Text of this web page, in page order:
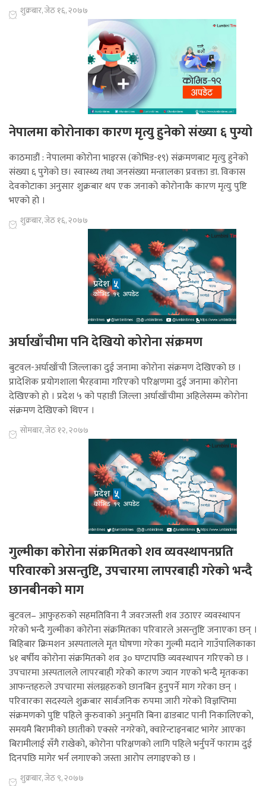
शुक्रबार, जेठ १६, २०७७
नेपालमा कोरोनाका कारण मृत्यु हुनेको संख्या ६ पुग्यो
काठमाडौं : नेपालमा कोरोना भाइरस (कोभिड-१९) संक्रमणबाट मृत्यु हुनेको
संख्या ६ पुगेको छ। स्वास्थ्य तथा जनसंख्या मन्त्रालका प्रवक्ता डा. विकास
देवकोटाका अनुसार शुक्रबार थप एक जनाको कोरोनाकै कारण मृत्यु पुष्टि
भएको हो ।
शुक्रबार, जेठ १६, २०७७
अर्घाखाँचीमा पनि देखियो कोरोना संक्रमण
बुटवल-अर्घाखाँची जिल्लाका दुई जनामा काेराेना संक्रमण देखिएकाे छ ।
प्रादेशिक प्रयोगशाला भैरहवामा गरिएको परिक्षणमा दुई जनामा काेराेना
देखिएकाे हाे । प्रदेश ५ को पहाडी जिल्ला अर्घाखाँचीमा अहिलेसम्म कोरोना
संक्रमण देखिएको थिएन ।
सोमबार, जेठ १२, २०७७
गुल्मीका कोरोना संक्रमितको शव व्यवस्थापनप्रति
परिवारको असन्तुष्टि, उपचारमा लापरबाही गरेको भन्दै
छानबीनको माग
बुटवल– आफुहरुको सहमतिविना नै जवरजस्ती शव उठाएर व्यवस्थापन
गरेको भन्दै गुल्मीका कोरोना संक्रमितका परिवारले असन्तुष्टि जनाएका छन् ।
बिहिबार क्रिमशन अस्पतालले मृत घोषणा गरेका गुल्मी मदाने गाउँपालिकाका
४१ बर्षीय कोरोना संक्रमितको शव ३० घण्टापछि व्यवस्थापन गरिएको छ ।
उपचारमा अस्पतालले लापरबाही गरेको कारण ज्यान गएको भन्दै मृतकका
आफन्तहरुले उपचारमा संलग्नहरुको छानबिन हुनुपर्ने माग गरेका छन् ।
परिवारका सदस्यले शुक्रबार सार्वजनिक रुपमा जारी गरेको विज्ञप्तिमा
संक्रमणको पुष्टि पहिले कुरुवाको अनुमति बिना ढाडबाट पानी निकालिएको,
समयमै बिरामीको छातीको एक्सरे नगरेको, क्वारेन्टाइनबाट भागेर आएका
बिरामीलाई सँगै राखेको, कोरोना परिक्षणको लागि पहिले भर्नुपर्ने फाराम दुई
दिनपछि मागेर भर्न लगाएको जस्ता आरोप लगाइएको छ ।
शुक्रबार, जेठ ९, २०७७